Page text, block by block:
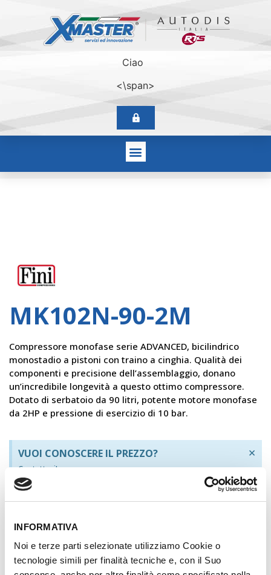
INFORMATIVA
Noi e terze parti selezionate utilizziamo Cookie o
tecnologie simili per finalità tecniche e, con il Suo
Ciao
<\span>
MK102N-90-2M
Compressore monofase serie ADVANCED, bicilindrico
monostadio a pistoni con traino a cinghia. Qualità dei
componenti e precisione dell’assemblaggio, donano
un’incredibile longevità a questo ottimo compressore.
Dotato di serbatoio da 90 litri, potente motore monofase
da 2HP e pressione di esercizio di 10 bar.
VUOI CONOSCERE IL PREZZO?
Contattaci!
×